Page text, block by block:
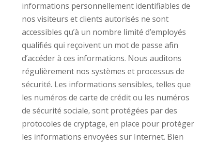
informations personnellement identifiables de
nos visiteurs et clients autorisés ne sont
accessibles qu’à un nombre limité d’employés
qualifiés qui reçoivent un mot de passe afin
d’accéder à ces informations. Nous auditons
régulièrement nos systèmes et processus de
sécurité. Les informations sensibles, telles que
les numéros de carte de crédit ou les numéros
de sécurité sociale, sont protégées par des
protocoles de cryptage, en place pour protéger
les informations envoyées sur Internet. Bien